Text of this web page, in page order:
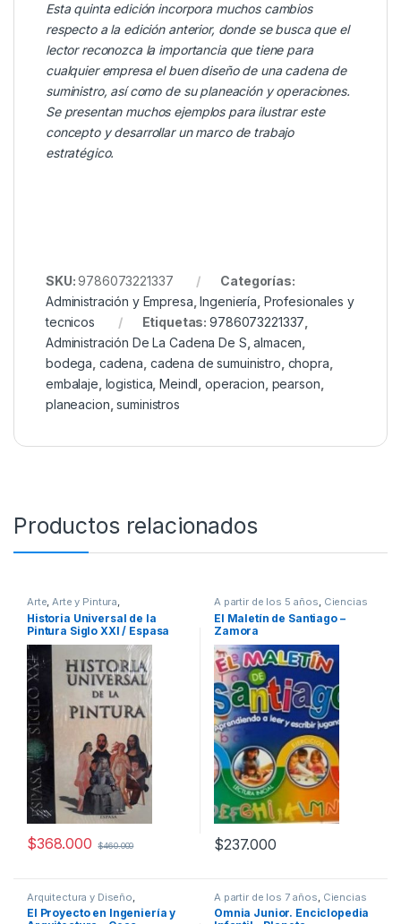
Esta quinta edición incorpora muchos cambios
respecto a la edición anterior, donde se busca que el
lector reconozca la importancia que tiene para
cualquier empresa el buen diseño de una cadena de
suministro, así como de su planeación y operaciones.
Se presentan muchos ejemplos para ilustrar este
concepto y desarrollar un marco de trabajo
estratégico.
SKU:9786073221337
Categorías:
Administración y Empresa ,Ingeniería Profesionales y
tecnicos
Etiquetas:9786073221337
Administración De La Cadena De S ,almacen
bodega cadena cadena de sumuinistro chopra
embalaje logistica ,Meindl ,operacion pearson
planeacion ,suministros
Productos relacionados
Arte,Arte y Pintura,
Profesionales y tecnicos
Historia Universal de la
Pintura Siglo XXI / Espasa
$368.000 $460.000
A partir de los 5 años, Ciencias
Sociales, Cultura Para Niños
Educación y Pedagogía,Infantil
Interes General
El Maletín de Santiago –
Zamora
$237.000
Arquitectura y Diseño
Arquitectura y Urbanismo
Ingeniería,Ingeniería Civil,
El Proyecto en Ingeniería y
A partir de los 7 años Ciencias
Sociales , Cultura Para Niños ,
Diccionarios y Enciclopedias,
Omnia Junior. Enciclopedia